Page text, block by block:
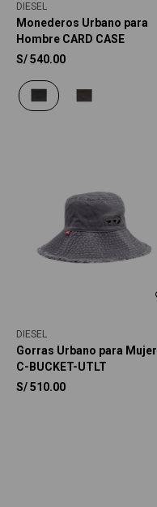
DIESEL
Monederos Urbano para
Hombre CARD CASE
S/540.00
DIESEL
Gorras Urbano para Mujer
C-BUCKET-UTLT
S/510.00